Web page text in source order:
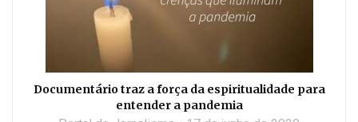
Documentário traz a força da espiritualidade para
entender a pandemia